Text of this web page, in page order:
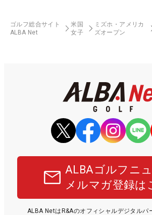
ゴルフ総合サイト
ALBA Net
米国
女子
ミズホ・アメリカ
ズオープン
ALBAゴルフニ
メルマガ登録は
ALBA NetはR&Aのオフィシャルデジタルパ